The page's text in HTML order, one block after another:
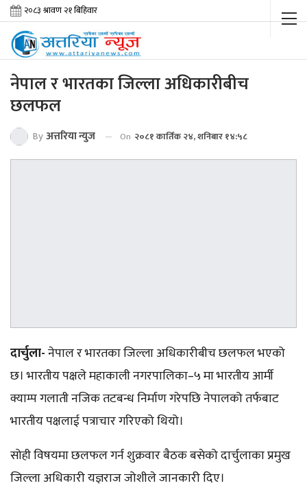
नेपाल र भारतका जिल्ला अधिकारीबीच
छलफल
By अत्तरिया न्युज On २०८१ कार्तिक २४, शनिबार १४:५८
दार्चुला-नेपाल र भारतका जिल्ला अधिकारीबीच छलफल भएको
छ। भारतीय पक्षले महाकाली नगरपालिका–५ मा भारतीय आर्मी
क्याम्प गलाती नजिक तटबन्ध निर्माण गरेपछि नेपालको तर्फबाट
भारतीय पक्षलाई पत्राचार गरिएको थियो।
सोही विषयमा छलफल गर्न शुक्रवार बैठक बसेको दार्चुलाका प्रमुख
जिल्ला अधिकारी यज्ञराज जोशीले जानकारी दिए।